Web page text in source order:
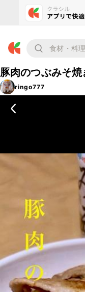
豚肉のつぶみそ焼
ringo777